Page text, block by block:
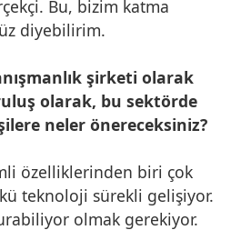
Bu, bizim katma
diyebilirim.
şirketi olarak
olarak, bu sektörde
neler önereceksiniz?
özelliklerinden biri çok
teknoloji sürekli gelişiyor.
olmak gerekiyor.